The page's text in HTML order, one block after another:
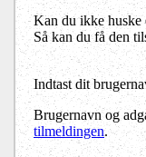
Kan du ikke huske
Så kan du få den
Indtast dit
Brugernavn og
tilmeldingen.